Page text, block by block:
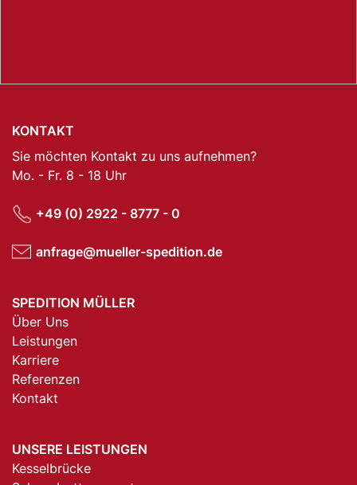
KONTAKT
Sie möchten Kontakt zu uns aufnehmen?
Mo. - Fr. 8 - 18 Uhr
+49 (0) 2922 - 8777 - 0
anfrage@mueller-spedition.de
SPEDITION MÜLLER
Über Uns
Leistungen
Karriere
Referenzen
Kontakt
UNSERE LEISTUNGEN
Kesselbrücke